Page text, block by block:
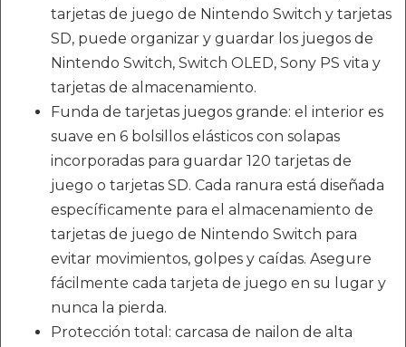
tarjetas de juego de Nintendo Switch y tarjetas
SD, puede organizar y guardar los juegos de
Nintendo Switch, Switch OLED, Sony PS vita y
tarjetas de almacenamiento.
Funda de tarjetas juegos grande: el interior es
suave en 6 bolsillos elásticos con solapas
incorporadas para guardar 120 tarjetas de
juego o tarjetas SD. Cada ranura está diseñada
específicamente para el almacenamiento de
tarjetas de juego de Nintendo Switch para
evitar movimientos, golpes y caídas. Asegure
fácilmente cada tarjeta de juego en su lugar y
nunca la pierda.
Protección total: carcasa de nailon de alta